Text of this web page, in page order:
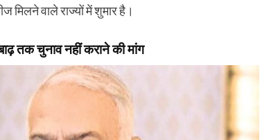
वाले राज्यों में शुमार है।
तक चुनाव नहीं कराने की मांग